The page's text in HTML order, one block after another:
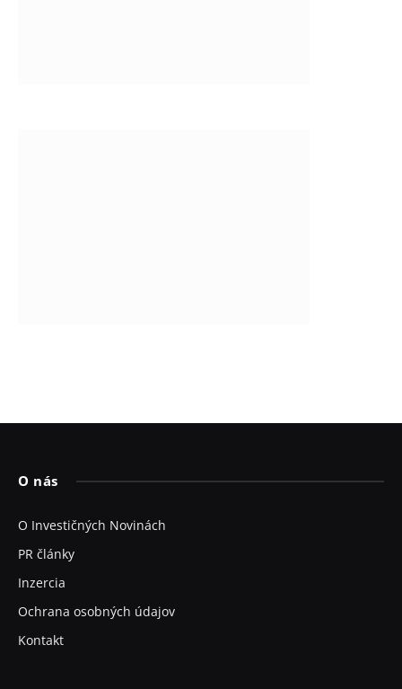
O nás
O Investičných Novinách
PR články
Inzercia
Ochrana osobných údajov
Kontakt